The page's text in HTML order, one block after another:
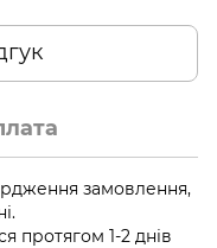
замовлення,
протягом 1-2 днів